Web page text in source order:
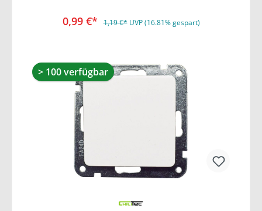
0,99 €* 1,19 €* UVP (16.81% gespart)
> 100 verfügbar